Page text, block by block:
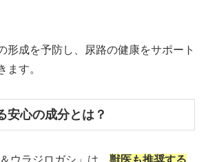
形成を予防し、尿路の健康をサポート
ます。
安心の成分とは？
ウラジロガシ」は、 獣医も推奨する